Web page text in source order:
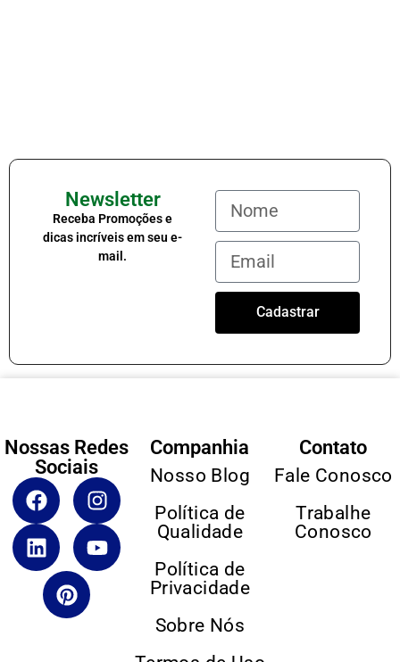
Newsletter
Receba Promoções e
dicas incríveis em seu e-
mail.
Cadastrar
Nossas Redes
Sociais
Companhia
Nosso Blog
Política de
Qualidade
Política de
Privacidade
Sobre Nós
Contato
Fale Conosco
Trabalhe
Conosco